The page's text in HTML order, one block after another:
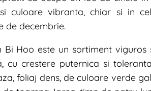
culoare vibranta, chiar si in
de decembrie.
Bi Hoo este un sortiment
cu crestere puternica si
foliaj dens, de culoare verde